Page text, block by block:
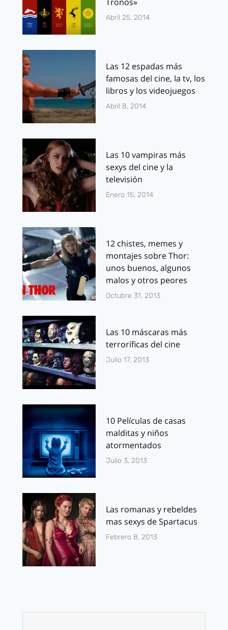
Abril 25, 2014
Las 12 espadas más
famosas del cine, la tv, los
libros y los videojuegos
Abril 8, 2014
Las 10 vampiras más
sexys del cine y la
televisión
Enero 15, 2014
12 chistes, memes y
montajes sobre Thor:
unos buenos, algunos
malos y otros peores
Octubre 31, 2013
Las 10 máscaras más
terroríficas del cine
Julio 17, 2013
10 Películas de casas
malditas y niños
atormentados
Julio 3, 2013
Las romanas y rebeldes
mas sexys de Spartacus
Febrero 8, 2013